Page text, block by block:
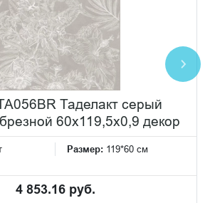
Таделакт серый
60x119,5x0,9 декор
Размер: 119*60 см
4 853.16 руб.